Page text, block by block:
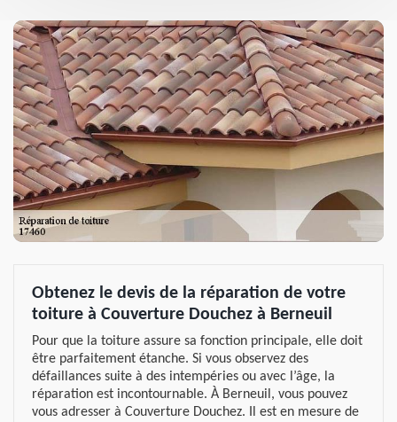
Obtenez le devis de la réparation de votre
toiture à Couverture Douchez à Berneuil
Pour que la toiture assure sa fonction principale, elle doit
être parfaitement étanche. Si vous observez des
défaillances suite à des intempéries ou avec l’âge, la
réparation est incontournable. À Berneuil, vous pouvez
vous adresser à Couverture Douchez. Il est en mesure de